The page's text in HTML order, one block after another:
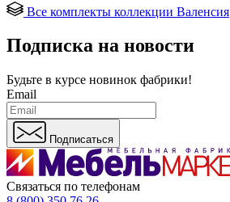
Все комплекты коллекции Валенсия
Подписка на новости
Будьте в курсе новинок фабрики!
Email
Подписаться
Связаться по телефонам